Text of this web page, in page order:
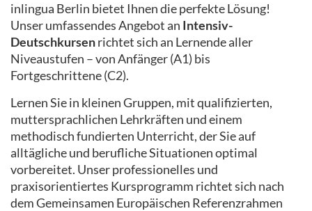
inlingua Berlin bietet Ihnen die perfekte Lösung!
Unser umfassendes Angebot an Intensiv-
Deutschkursenrichtet sich an Lernende aller
Niveaustufen – von Anfänger (A1) bis
Fortgeschrittene (C2).
Lernen Sie in kleinen Gruppen, mit qualifizierten,
muttersprachlichen Lehrkräften und einem
methodisch fundierten Unterricht, der Sie auf
alltägliche und berufliche Situationen optimal
vorbereitet. Unser professionelles und
praxisorientiertes Kursprogramm richtet sich nach
dem Gemeinsamen Europäischen Referenzrahmen